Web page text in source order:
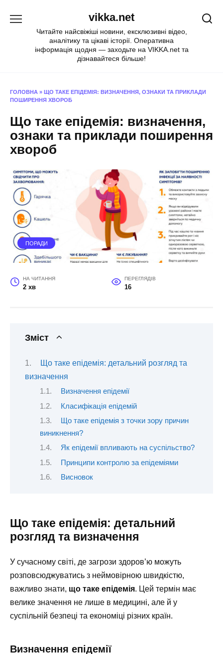
vikka.net
Читайте найсвіжіші новини, ексклюзивні відео,
аналітику та цікаві історії. Оперативна
інформація щодня — заходьте на VIKKA.net та
дізнавайтеся більше!
ГОЛОВНА » ЩО ТАКЕ ЕПІДЕМІЯ: ВИЗНАЧЕННЯ, ОЗНАКИ ТА ПРИКЛАДИ
ПОШИРЕННЯ ХВОРОБ
Що таке епідемія: визначення,
ознаки та приклади поширення
хвороб
ПОРАДИ
НА ЧИТАННЯ
2 хв
ПЕРЕГЛЯДІВ
16
Зміст
Що таке епідемія: детальний розгляд та
визначення
Визначення епідемії
Класифікація епідемій
Що таке епідемія з точки зору причин
виникнення?
Як епідемії впливають на суспільство?
Принципи контролю за епідеміями
Висновок
Що таке епідемія: детальний
розгляд та визначення
У сучасному світі, де загрози здоров’ю можуть
розповсюджуватись з неймовірною швидкістю,
важливо знати, що таке епідемія. Цей термін має
велике значення не лише в медицині, але й у
суспільній безпеці та економіці різних країн.
Визначення епідемії